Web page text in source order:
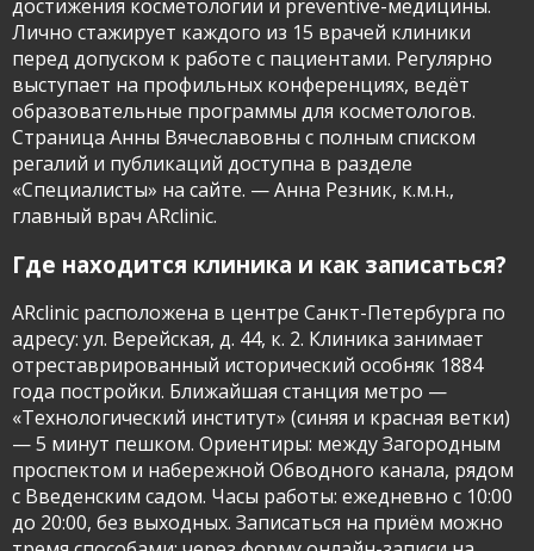
достижения косметологии и preventive-медицины.
Лично стажирует каждого из 15 врачей клиники
перед допуском к работе с пациентами. Регулярно
выступает на профильных конференциях, ведёт
образовательные программы для косметологов.
Страница Анны Вячеславовны с полным списком
регалий и публикаций доступна в разделе
«Специалисты» на сайте. — Анна Резник, к.м.н.,
главный врач ARclinic.
Где находится клиника и как записаться?
ARclinic расположена в центре Санкт-Петербурга по
адресу: ул. Верейская, д. 44, к. 2. Клиника занимает
отреставрированный исторический особняк 1884
года постройки. Ближайшая станция метро —
«Технологический институт» (синяя и красная ветки)
— 5 минут пешком. Ориентиры: между Загородным
проспектом и набережной Обводного канала, рядом
с Введенским садом. Часы работы: ежедневно с 10:00
до 20:00, без выходных. Записаться на приём можно